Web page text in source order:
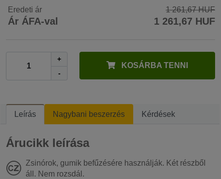
Eredeti ár 1 261,67 HUF
Ár ÁFA-val 1 261,67 HUF
+
-
KOSÁRBA TENNI
Leírás Nagybani beszerzés Kérdések
Árucikk leírása
Zsinórok, gumik befűzésére használják. Két részből
áll. Nem rozsdál.